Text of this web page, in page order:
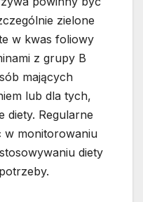
zielone
w kwas foliowy
z grupy B
mających
lub dla tych,
diety. Regularne
w monitorowaniu
diety